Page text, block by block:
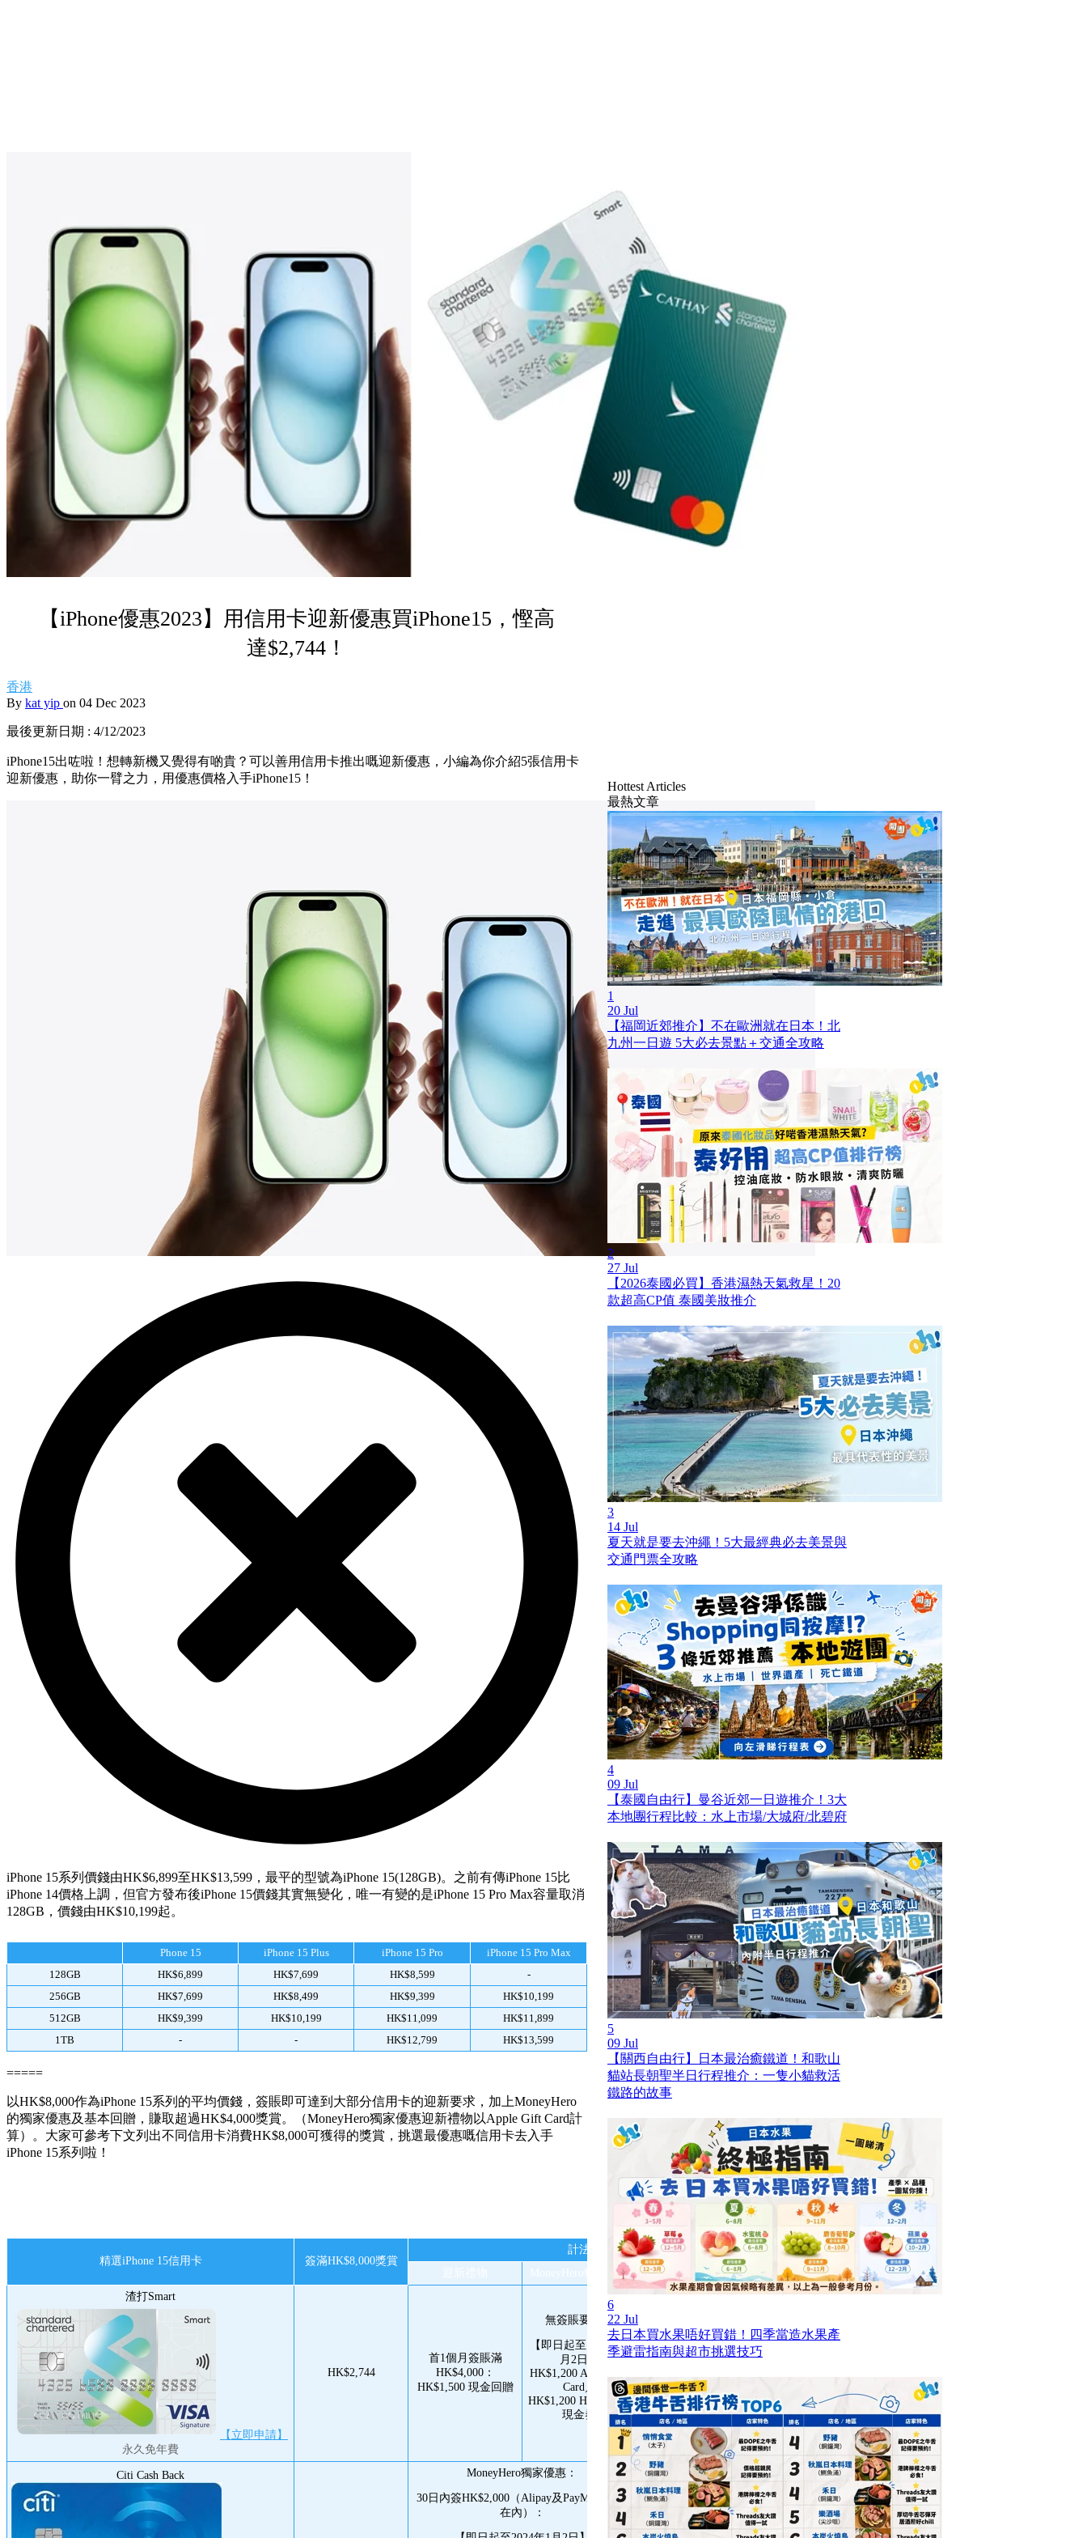
【iPhone優惠2023】用信用卡迎新優惠買iPhone15，慳高
達$2,744！
香港
By kat yip on 04 Dec 2023
最後更新日期 : 4/12/2023
iPhone15出咗啦！想轉新機又覺得有啲貴？可以善用信用卡推出嘅迎新優惠，小編為你介紹5張信用卡
迎新優惠，助你一臂之力，用優惠價格入手iPhone15！
iPhone 15系列價錢由HK$6,899至HK$13,599，最平的型號為iPhone 15(128GB)。之前有傳iPhone 15比
iPhone 14價格上調，但官方發布後iPhone 15價錢其實無變化，唯一有變的是iPhone 15 Pro Max容量取消
128GB，價錢由HK$10,199起。
Phone 15 iPhone 15 Plus iPhone 15 Pro
iPhone 15 Pro Max
128GB
HK$6,899 HK$7,699 HK$8,599
-
256GB
HK$7,699 HK$8,499 HK$9,399
HK$10,199
512GB
HK$9,399 HK$10,199 HK$11,099
HK$11,899
1TB
- - HK$12,799 HK$13,599
=====
以HK$8,000作為iPhone 15系列的平均價錢，簽賬即可達到大部分信用卡的迎新要求，加上MoneyHero
的獨家優惠及基本回贈，賺取超過HK$4,000獎賞。（MoneyHero獨家優惠迎新禮物以Apple Gift Card計
算）。大家可參考下文列出不同信用卡消費HK$8,000可獲得的獎賞，挑選最優惠嘅信用卡去入手
iPhone 15系列啦！
精選iPhone 15信用卡 簽滿HK$8,000獎賞
計法
MoneyHero獨家優惠
基本簽賬回贈
渣打Smart
【立即申請】
永久免年費
HK$2,744
首1個月簽賬滿
HK$4,000：
HK$1,500 現金回贈
無簽賬要求：
【即日起至 2024年1
月2日】
HK$1,200 Apple Gift
Card／
HK$1,200 HKTVmall
現金券
（無上限）
Citi Cash Back MoneyHero獨家優惠：
30日內簽HK$2,000（Alipay及PayMe亦計算
在內）：
Hottest Articles
最熱文章
1
20 Jul
【福岡近郊推介】不在歐洲就在日本！北
九州一日遊 5大必去景點＋交通全攻略
2
27 Jul
【2026泰國必買】香港濕熱天氣救星！20
款超高CP值 泰國美妝推介
3
14 Jul
夏天就是要去沖繩！5大最經典必去美景與
交通門票全攻略
4
09 Jul
【泰國自由行】曼谷近郊一日遊推介！3大
本地團行程比較：水上市場/大城府/北碧府
5
09 Jul
【關西自由行】日本最治癒鐵道！和歌山
貓站長朝聖半日行程推介：一隻小貓救活
鐵路的故事
6
22 Jul
去日本買水果唔好買錯！四季當造水果產
季避雷指南與超市挑選技巧